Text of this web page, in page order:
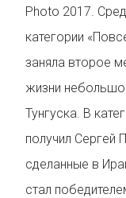
Photo 2017.
категории
заняла второе
жизни
Тунгуска. В
получил Сергей
сделанные в
стал